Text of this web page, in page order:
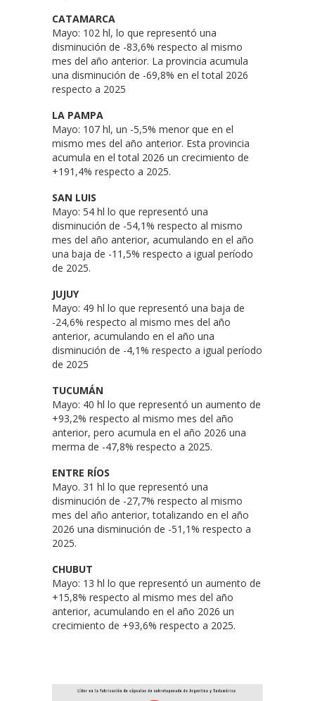
CATAMARCA
Mayo: 102 hl, lo que representó una
disminución de -83,6% respecto al mismo
mes del año anterior. La provincia acumula
una disminución de -69,8% en el total 2026
respecto a 2025
LA PAMPA
Mayo: 107 hl, un -5,5% menor que en el
mismo mes del año anterior. Esta provincia
acumula en el total 2026 un crecimiento de
+191,4% respecto a 2025.
SAN LUIS
Mayo: 54 hl lo que representó una
disminución de -54,1% respecto al mismo
mes del año anterior, acumulando en el año
una baja de -11,5% respecto a igual período
de 2025.
JUJUY
Mayo: 49 hl lo que representó una baja de
-24,6% respecto al mismo mes del año
anterior, acumulando en el año una
disminución de -4,1% respecto a igual período
de 2025
TUCUMÁN
Mayo: 40 hl lo que representó un aumento de
+93,2% respecto al mismo mes del año
anterior, pero acumula en el año 2026 una
merma de -47,8% respecto a 2025.
ENTRE RÍOS
Mayo. 31 hl lo que representó una
disminución de -27,7% respecto al mismo
mes del año anterior, totalizando en el año
2026 una disminución de -51,1% respecto a
2025.
CHUBUT
Mayo: 13 hl lo que representó un aumento de
+15,8% respecto al mismo mes del año
anterior, acumulando en el año 2026 un
crecimiento de +93,6% respecto a 2025.